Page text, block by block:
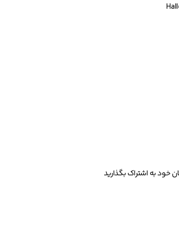
خود به اشتراک بگذارید